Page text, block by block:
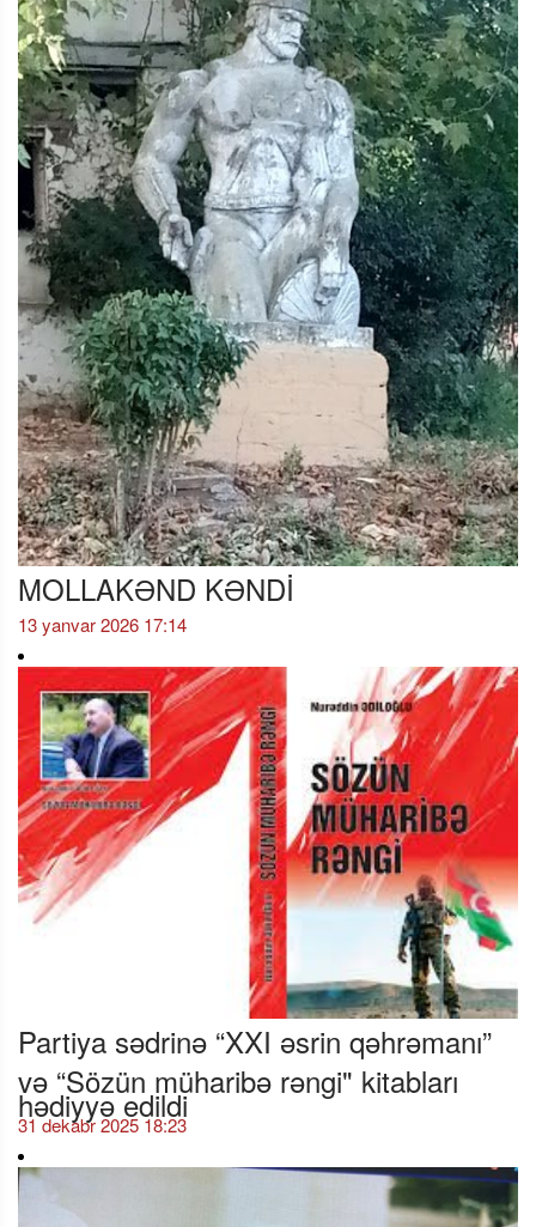
MOLLAKƏND KƏNDİ
13 yanvar 2026 17:14
Partiya sədrinə “XXI əsrin qəhrəmanı”
və “Sözün müharibə rəngi" kitabları
hədiyyə edildi
31 dekabr 2025 18:23